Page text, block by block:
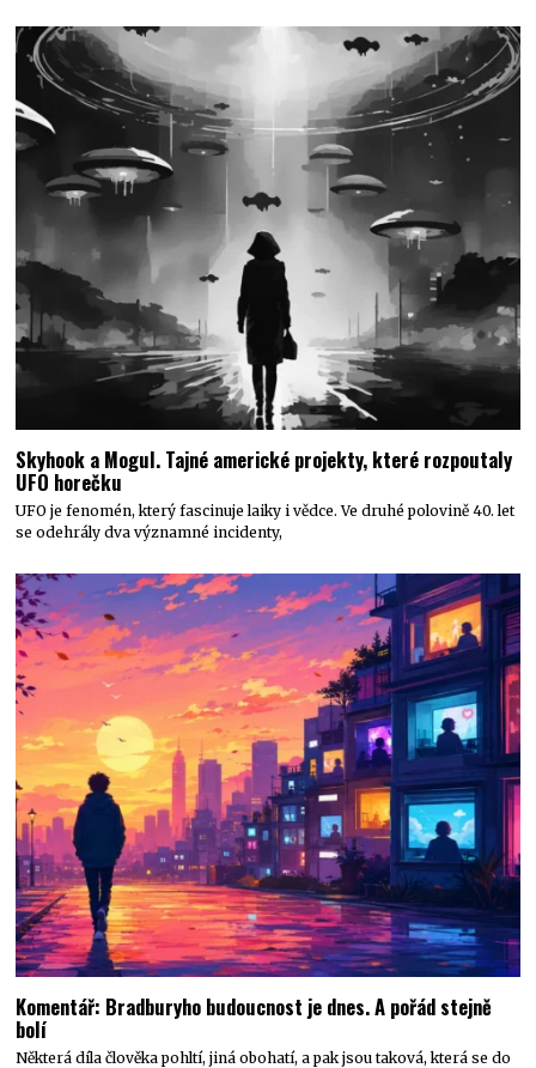
Skyhook a Mogul. Tajné americké projekty, které rozpoutaly
UFO horečku
UFO je fenomén, který fascinuje laiky i vědce. Ve druhé polovině 40. let
se odehrály dva významné incidenty,
Komentář: Bradburyho budoucnost je dnes. A pořád stejně
bolí
Některá díla člověka pohltí, jiná obohatí, a pak jsou taková, která se do